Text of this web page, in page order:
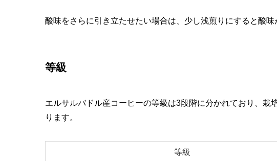
酸味をさらに引き立たせたい場合は、少し浅煎りにすると酸味
等級
エルサルバドル産コーヒーの等級は3段階に分かれており、栽
ります。
等級